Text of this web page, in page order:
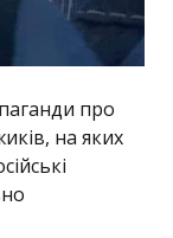
про
на яких